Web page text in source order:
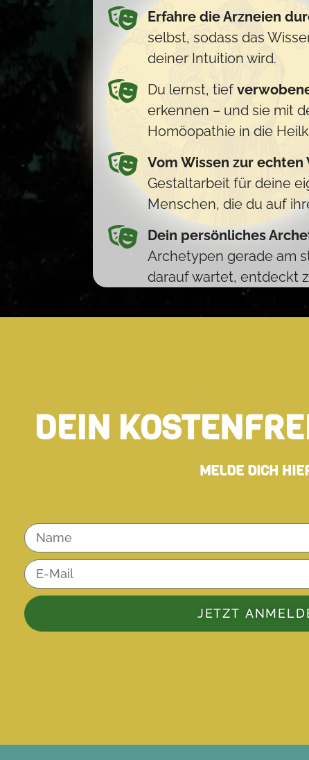
Erfahre die Arzneien
selbst, sodass das
deiner Intuition wird.
Du lernst, tief
erkennen – und sie mit
Homöopathie in die
Vom Wissen zur echten
Gestaltarbeit für deine
Menschen, die du auf
Dein persönliches
Archetypen gerade am
darauf wartet, entdeckt
DEIN
MELDE DICH
JETZT